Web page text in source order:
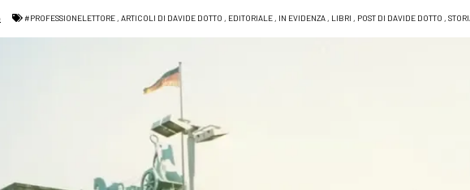
#PROFESSIONELETTORE ,ARTICOLI DI DAVIDE DOTTO , EDITORIALE , IN EVIDENZA , LIBRI , POST DI DAVIDE DOTTO ,